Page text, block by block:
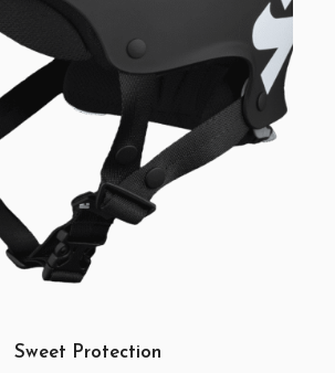
Sweet Protection